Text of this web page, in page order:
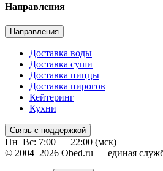
Направления
Направления
Доставка воды
Доставка суши
Доставка пиццы
Доставка пирогов
Кейтеринг
Кухни
Связь с поддержкой
Пн–Вс: 7:00 — 22:00 (мск)
© 2004–2026 Obed.ru — единая